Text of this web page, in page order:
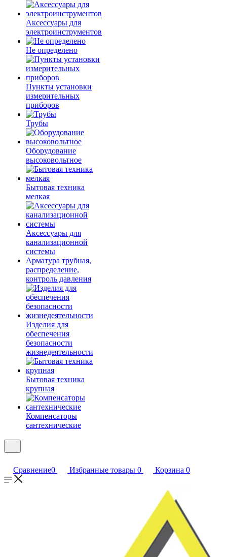
Аксессуары для
электроинструментов
Не определено
Пункты установки
измерительных
приборов
Трубы
Оборудование
высоковольтное
Бытовая техника
мелкая
Аксессуары для
канализационной
системы
Арматура трубная,
распределение,
контроль давления
Изделия для
обеспечения
безопасности
жизнедеятельности
Бытовая техника
крупная
Компенсаторы
сантехнические
Сравнение0 Избранные товары 0 Корзина 0